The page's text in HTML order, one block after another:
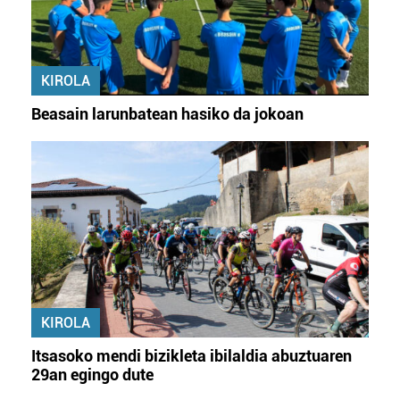
KIROLA
Beasain larunbatean hasiko da jokoan
KIROLA
Itsasoko mendi bizikleta ibilaldia abuztuaren
29an egingo dute